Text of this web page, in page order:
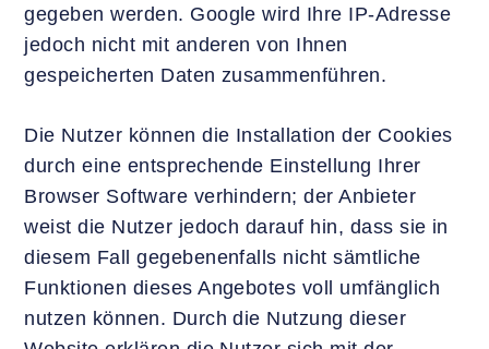
gegeben werden. Google wird Ihre IP-Adresse
jedoch nicht mit anderen von Ihnen
gespeicherten Daten zusammenführen.
Die Nutzer können die Installation der Cookies
durch eine entsprechende Einstellung Ihrer
Browser Software verhindern; der Anbieter
weist die Nutzer jedoch darauf hin, dass sie in
diesem Fall gegebenenfalls nicht sämtliche
Funktionen dieses Angebotes voll umfänglich
nutzen können. Durch die Nutzung dieser